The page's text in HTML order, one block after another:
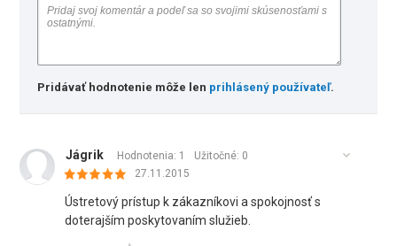
Pridávať hodnotenie môže len prihlásený používateľ.
Jágrik Hodnotenia: 1 Užitočné: 0
27.11.2015
Ústretový prístup k zákazníkovi a spokojnosť s
doterajším poskytovaním služieb.